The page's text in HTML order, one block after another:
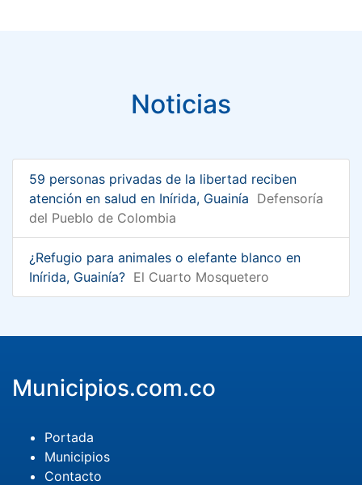
Noticias
59 personas privadas de la libertad reciben
atención en salud en Inírida, Guainía Defensoría
del Pueblo de Colombia
¿Refugio para animales o elefante blanco en
Inírida, Guainía? El Cuarto Mosquetero
Municipios.com.co
Portada
Municipios
Contacto